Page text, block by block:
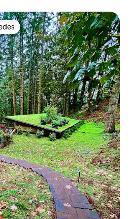
preferido